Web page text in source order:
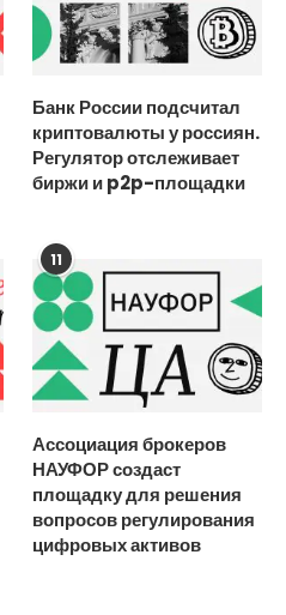
Банк России подсчитал
криптовалюты у россиян.
Регулятор отслеживает
биржи и p2p-площадки
11
Ассоциация брокеров
НАУФОР создаст
площадку для решения
вопросов регулирования
цифровых активов